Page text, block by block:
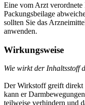
Eine vom Arzt
Packungsbeilage
sollten Sie das
anwenden.
Wirkungsweise
Wie wirkt der Inhaltsstoff
Der Wirkstoff greift direkt
kann er
teilweise verhindern und